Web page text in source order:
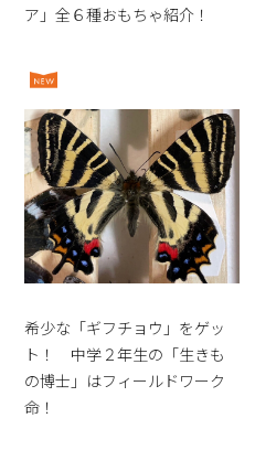
ア」全６種おもちゃ紹介！
希少な「ギフチョウ」をゲッ
ト！ 中学２年生の「生きも
の博士」はフィールドワーク
命！